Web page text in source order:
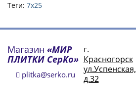
Теги: 7х25
Магазин «МИР
ПЛИТКИ СерКо»
plitka@serko.ru
г.
Красногорск
ул.Успенская,
д.32